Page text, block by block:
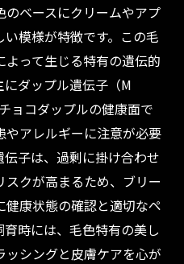
ベースにクリームやアプ
模様が特徴です。この毛
って生じる特有の遺伝的
ダップル遺伝子（M
ョコダップルの健康面で
アレルギーに注意が必要
子は、過剰に掛け合わせ
クが高まるため、ブリー
康状態の確認と適切なペ
時には、毛色特有の美し
シングと皮膚ケアを心が